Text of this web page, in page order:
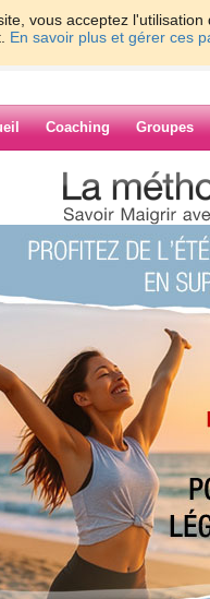
vous acceptez
En savoir plus et gérer ces
Coaching Groupes
> >
de
amies. Voilà le jour J est presque
soucis de dernières
il devrai faire beau temps.
se faire coiffer et se faire
de la mer. Puis déjeuner chez
Notre futur gendre ira manger
chez nous à la mairie, avec une
maison. Pas d'église, c'est le
puis cortège voiture, vin
tout se passe bien. Pour
de l'acuponcteur m'a fait du